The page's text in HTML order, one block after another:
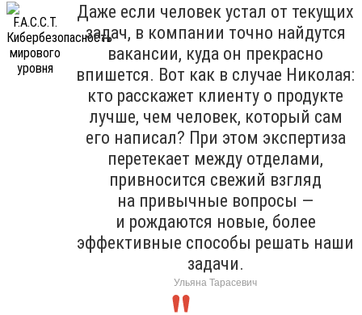
Даже если человек устал от текущих
задач, в компании точно найдутся
вакансии, куда он прекрасно
впишется. Вот как в случае Николая:
кто расскажет клиенту о продукте
лучше, чем человек, который сам
его написал? При этом экспертиза
перетекает между отделами,
привносится свежий взгляд
на привычные вопросы —
и рождаются новые, более
эффективные способы решать наши
задачи.
Ульяна Тарасевич